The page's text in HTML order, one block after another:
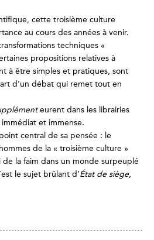
cette troisième culture
au cours des années à venir.
techniques «
propositions relatives à
à être simples et pratiques, sont
d’un débat qui remet tout en
eurent dans les librairies
et immense.
central de sa pensée : le
de la « troisième culture »
la faim dans un monde surpeuplé
le sujet brûlant d’État de siège,